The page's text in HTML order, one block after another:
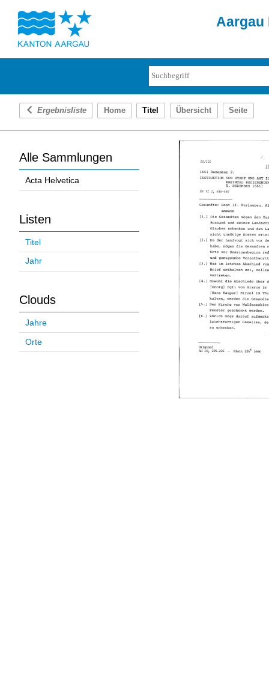
Aargau
Ergebnisliste Home Titel Übersicht Seite
Alle Sammlungen
Acta Helvetica
Listen
Titel
Jahr
Clouds
Jahre
Orte